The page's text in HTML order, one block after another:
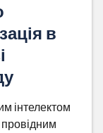
в
інтелектом